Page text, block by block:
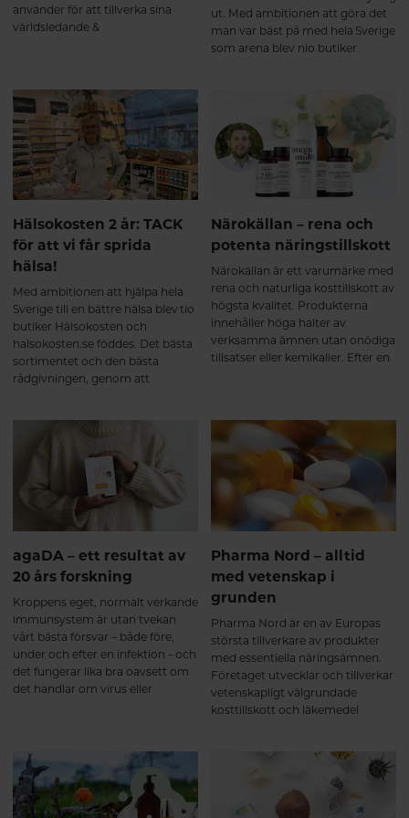
använder för att tillverka sina
världsledande &
avtryck på miljön. Häng med så
får du veta mer!
ut. Med ambitionen att göra det
man var bäst på med hela Sverige
som arena blev nio butiker
fysisk butik och e-handel har
satsningen burit frukt – första
halvåret 2022 har Hälsokosten
ökat totala försäljningen med
hela 31 procent.
Hälsokosten 2 år: TACK
för att vi får sprida
hälsa!
Med ambitionen att hjälpa hela
Sverige till en bättre hälsa blev tio
butiker Hälsokosten och
halsokosten.se föddes. Det bästa
sortimentet och den bästa
rådgivningen, genom att
butikerna i Västerås.
Närokällan – rena och
potenta näringstillskott
Närokällan är ett varumärke med
rena och naturliga kosttillskott av
högsta kvalitet. Produkterna
innehåller höga halter av
verksamma ämnen utan onödiga
tillsatser eller kemikalier. Efter en
Advanced var precis vad han
behövde.
agaDA – ett resultat av
20 års forskning
Kroppens eget, normalt verkande
immunsystem är utan tvekan
vårt bästa försvar – både före,
under och efter en infektion – och
det fungerar lika bra oavsett om
det handlar om virus eller
studier och lång erfarenhet visar
att agaDA hjälper kroppen att
bibehålla sitt starka, normala
immunsystem. Och bättre kan
Pharma Nord – alltid
med vetenskap i
grunden
Pharma Nord är en av Europas
största tillverkare av produkter
med essentiella näringsämnen.
Företaget utvecklar och tillverkar
vetenskapligt välgrundade
kosttillskott och läkemedel